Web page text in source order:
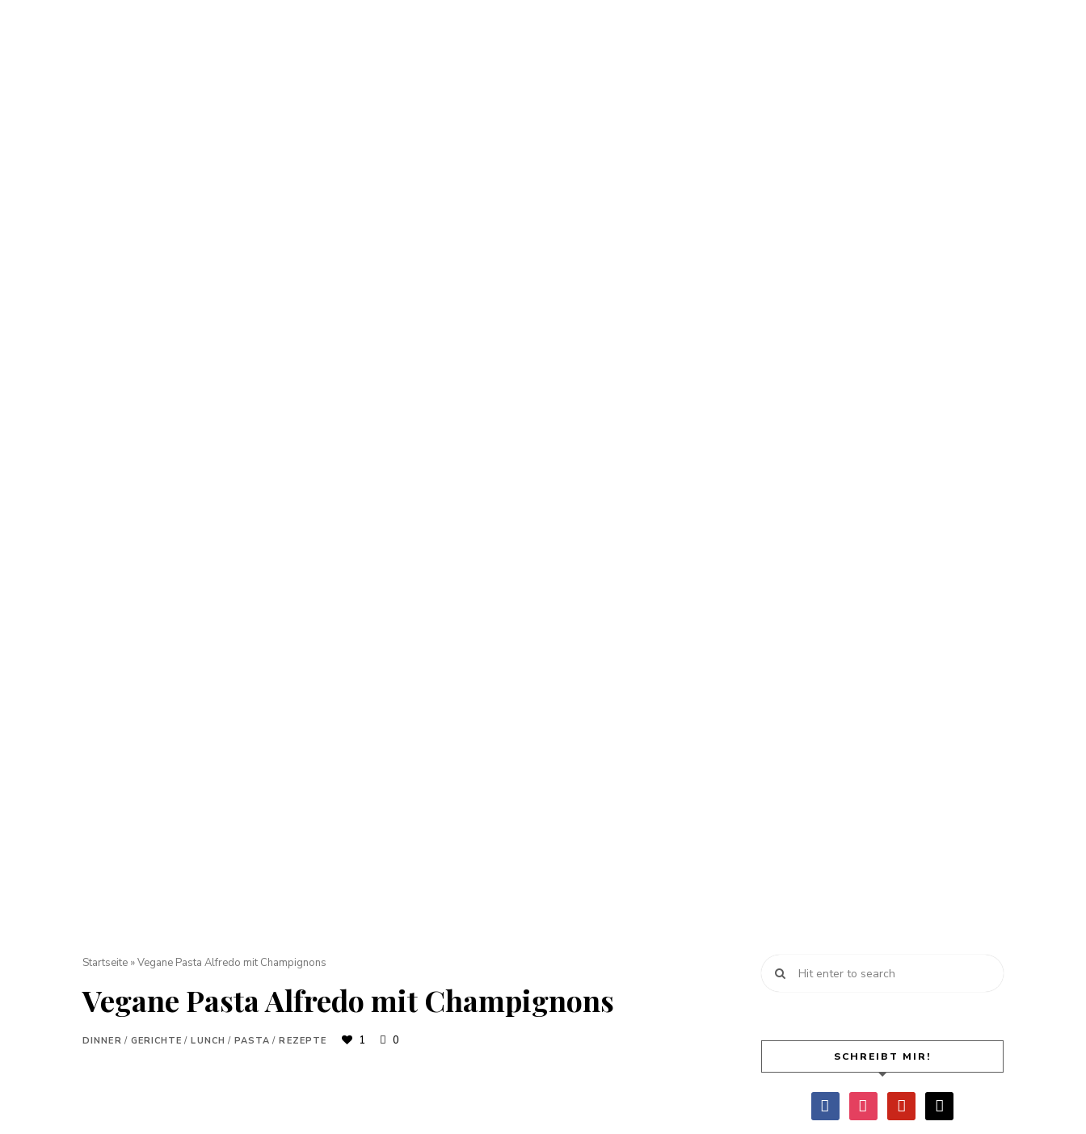
Startseite »Vegane Pasta Alfredo mit Champignons
Vegane Pasta Alfredo mit Champignons
DINNER / GERICHTE / LUNCH / PASTA / REZEPTE 1 0
SCHREIBT MIR!